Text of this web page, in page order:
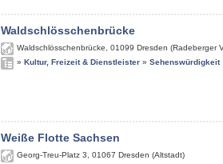
Waldschlösschenbrücke
Waldschlösschenbrücke 01099 Dresden (Radeberger
» Kultur, Freizeit & Dienstleister » Sehenswürdigkeit
Weiße Flotte Sachsen
Georg-Treu-Platz 3 01067 Dresden (Altstadt)